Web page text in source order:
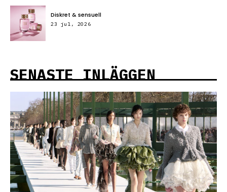
Diskret & sensuell
23 jul, 2026
SENASTE INLÄGGEN